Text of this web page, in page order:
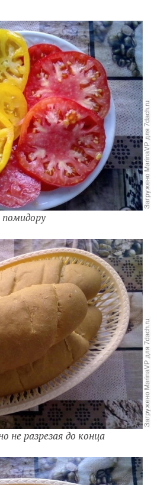
не разрезая до конца